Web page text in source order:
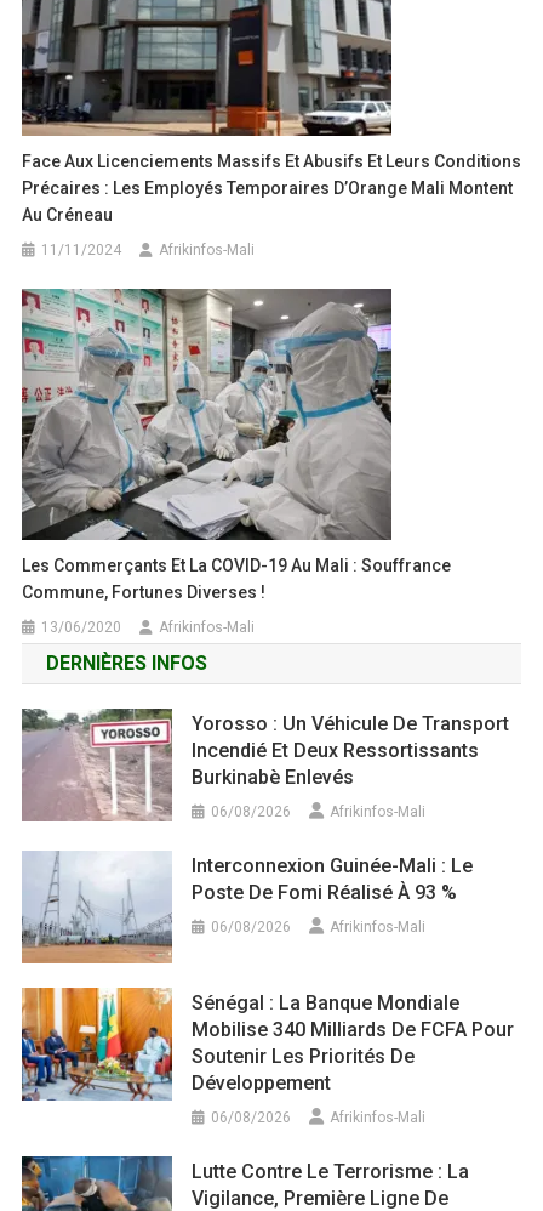
Face Aux Licenciements Massifs Et Abusifs Et Leurs Conditions
Précaires : Les Employés Temporaires D’Orange Mali Montent
Au Créneau
11/11/2024 Afrikinfos-Mali
Les Commerçants Et La COVID-19 Au Mali : Souffrance
Commune, Fortunes Diverses !
13/06/2020 Afrikinfos-Mali
DERNIÈRES INFOS
Yorosso : Un Véhicule De Transport
Incendié Et Deux Ressortissants
Burkinabè Enlevés
06/08/2026 Afrikinfos-Mali
Interconnexion Guinée-Mali : Le
Poste De Fomi Réalisé À 93 %
06/08/2026 Afrikinfos-Mali
Sénégal : La Banque Mondiale
Mobilise 340 Milliards De FCFA Pour
Soutenir Les Priorités De
Développement
06/08/2026 Afrikinfos-Mali
Lutte Contre Le Terrorisme : La
Vigilance, Première Ligne De